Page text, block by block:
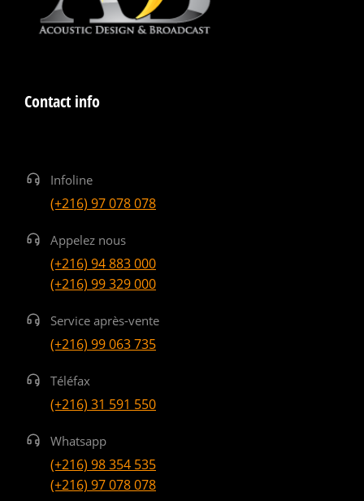
Contact info
Infoline
(+216) 97 078 078
Appelez nous
(+216) 94 883 000
(+216) 99 329 000
Service après-vente
(+216) 99 063 735
Téléfax
(+216) 31 591 550
Whatsapp
(+216) 98 354 535
(+216) 97 078 078